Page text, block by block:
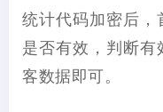
统计代码加密后
是否有效，判断
客数据即可。